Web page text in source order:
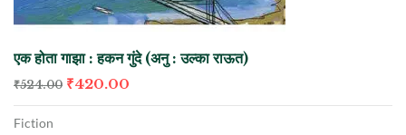
एक होता गाझा : हकन गुंदे (अनु : उल्का राऊत)
₹524.00 ₹420.00
Fiction